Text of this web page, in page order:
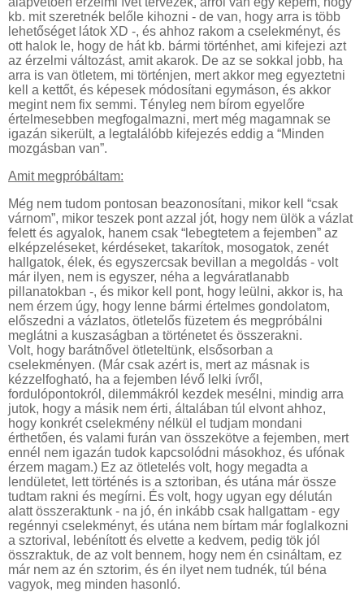
kb. mit szeretnék belőle kihozni - de van, hogy arra is több
lehetőséget látok XD -, és ahhoz rakom a cselekményt, és
ott halok le, hogy de hát kb. bármi történhet, ami kifejezi azt
az érzelmi változást, amit akarok. De az se sokkal jobb, ha
arra is van ötletem, mi történjen, mert akkor meg egyeztetni
kell a kettőt, és képesek módosítani egymáson, és akkor
megint nem fix semmi. Tényleg nem bírom egyelőre
értelmesebben megfogalmazni, mert még magamnak se
igazán sikerült, a legtalálóbb kifejezés eddig a “Minden
mozgásban van”.
Amit megpróbáltam:
Még nem tudom pontosan beazonosítani, mikor kell “csak
várnom”, mikor teszek pont azzal jót, hogy nem ülök a vázlat
felett és agyalok, hanem csak “lebegtetem a fejemben” az
elképzeléseket, kérdéseket, takarítok, mosogatok, zenét
hallgatok, élek, és egyszercsak bevillan a megoldás - volt
már ilyen, nem is egyszer, néha a legváratlanabb
pillanatokban -, és mikor kell pont, hogy leülni, akkor is, ha
nem érzem úgy, hogy lenne bármi értelmes gondolatom,
előszedni a vázlatos, ötletelős füzetem és megpróbálni
meglátni a kuszaságban a történetet és összerakni.
Volt, hogy barátnővel ötleteltünk, elsősorban a
cselekményen. (Már csak azért is, mert az másnak is
kézzelfogható, ha a fejemben lévő lelki ívről,
fordulópontokról, dilemmákról kezdek mesélni, mindig arra
jutok, hogy a másik nem érti, általában túl elvont ahhoz,
hogy konkrét cselekmény nélkül el tudjam mondani
érthetően, és valami furán van összekötve a fejemben, mert
ennél nem igazán tudok kapcsolódni másokhoz, és ufónak
érzem magam.) Ez az ötletelés volt, hogy megadta a
lendületet, lett történés is a sztoriban, és utána már össze
tudtam rakni és megírni. És volt, hogy ugyan egy délután
alatt összeraktunk - na jó, én inkább csak hallgattam - egy
regénnyi cselekményt, és utána nem bírtam már foglalkozni
a sztorival, lebénított és elvette a kedvem, pedig tök jól
összraktuk, de az volt bennem, hogy nem én csináltam, ez
már nem az én sztorim, és én ilyet nem tudnék, túl béna
vagyok, meg minden hasonló.